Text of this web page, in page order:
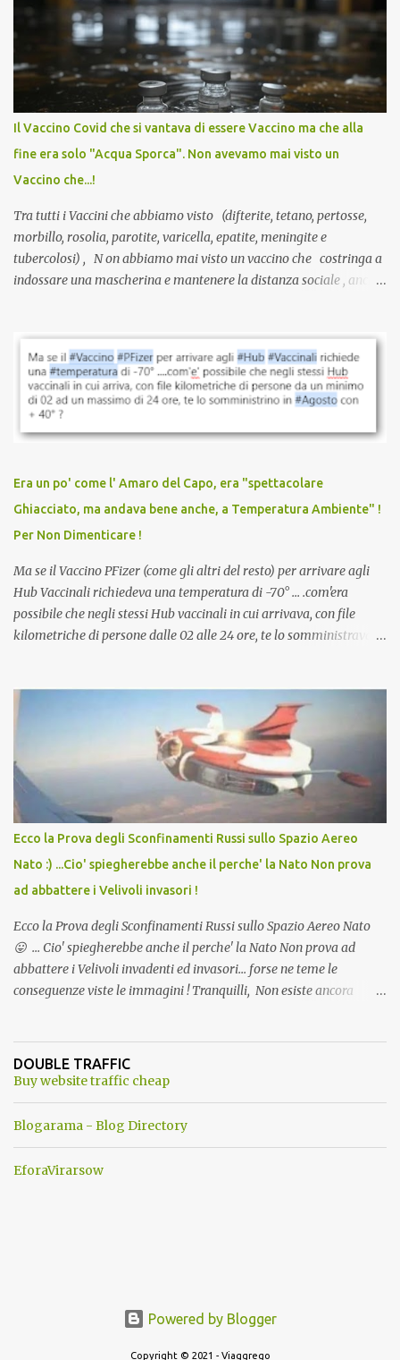
ancora il coraggio di pensare con la propria testa. Per il vaccino
anti-Covid, un pro-farmaco, con autorizzazione condizionata,
sviluppato in tempi record, con tecnologie mai utilizzate prima su
larga scala, ancora oggetto di studio e di discussione
internazionale serve solo una firma. La tua. Lo si somministra
anche a persone sane, giovani, senza fattori di rischio, spesso già
serve una prescrizione. Non c’è diagnosi. Non c’è presa in carico.
L’unico atto richiesto è una fi...
Il Vaccino Covid che si vantava di essere Vaccino ma che alla
fine era solo "Acqua Sporca". Non avevamo mai visto un
Vaccino che...!
Tra tutti i Vaccini che abbiamo visto (difterite, tetano, pertosse,
morbillo, rosolia, parotite, varicella, epatite, meningite e
tubercolosi) , N on abbiamo mai visto un vaccino che costringa a
indossare una mascherina e mantenere la distanza sociale , anche
vaccinazione. Non avevamo mai sentito parlare di ricompense,
sconti, incentivi per vaccinarsi. Non avevamo mai visto
discriminazioni per coloro che non l’hanno fatto. Se non sei stato
vaccinato, nessuno aveva prima cercato di farti sentire una
persona cattiva. Non avevamo mai visto un vaccino che minacci le
vaccino usato per minacciare i mezzi di sussistenza, il lavoro o la
scuola. Non avevamo mai visto un vaccino che permettesse a un
dodicenne di ignorare il consenso dei genitori. Dopo tutti i vaccini
che abbiamo elencato sopra...
Era un po' come l' Amaro del Capo, era "spettacolare
Ghiacciato, ma andava bene anche, a Temperatura Ambiente" !
Per Non Dimenticare !
Ma se il Vaccino PFizer (come gli altri del resto) per arrivare agli
Hub Vaccinali richiedeva una temperatura di -70° ... .com'era
possibile che negli stessi Hub vaccinali in cui arrivava, con file
kilometriche di persone dalle 02 alle 24 ore, te lo somministravano
Vaccino come: l' Amaro del Capo, era "spettacolare Ghiacciato, ma
andava bene anche, a Temperatura Ambiente"! Riproponiamo
l'articolo per NON Dimenticare!
Ecco la Prova degli Sconfinamenti Russi sullo Spazio Aereo
Nato :) ...Cio' spiegherebbe anche il perche' la Nato Non prova
ad abbattere i Velivoli invasori !
Ecco la Prova degli Sconfinamenti Russi sullo Spazio Aereo Nato
😛 ... Cio' spiegherebbe anche il perche' la Nato Non prova ad
abbattere i Velivoli invadenti ed invasori... forse ne teme le
conseguenze viste le immagini ! Tranquilli, Non esiste ancora
ancora una fantasia Nato o forse una "False Flag", per provocare
una guerra mondiale che difficilmente da menti sane, potrebbe
DOUBLE TRAFFIC
Buy website traffic cheap
Blogarama - Blog Directory
EforaVirarsow
Powered by Blogger
Copyright © 2021 - Viaggrego